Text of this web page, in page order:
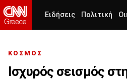
Ειδήσεις Πολιτική
ΚΟΣΜΟΣ
Ισχυρός σεισμός